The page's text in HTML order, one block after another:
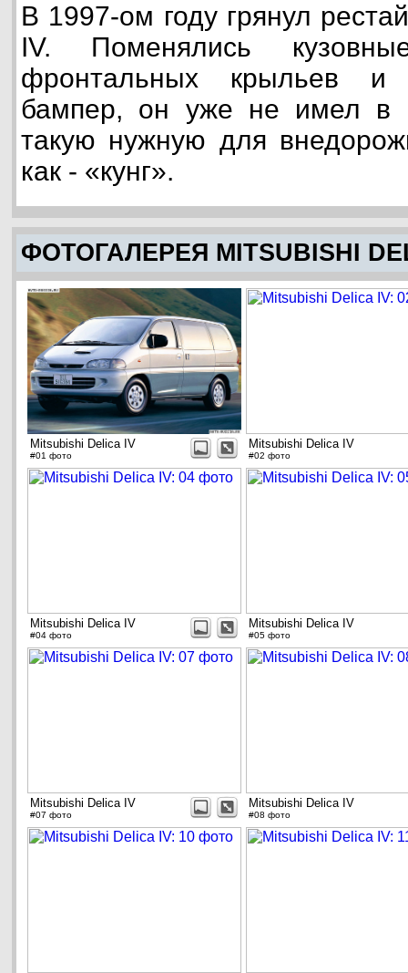
В 1997-ом году грянул
IV. Поменялись
фронтальных крыльев и
бампер, он уже не имел в
такую нужную для
как - «кунг».
ФОТОГАЛЕРЕЯ MITSUBISHI
Mitsubishi Delica IV
#01 фото
Mitsubishi Delica IV
#02 фото
Mitsubishi Delica IV
#04 фото
Mitsubishi Delica IV
#05 фото
Mitsubishi Delica IV
#07 фото
Mitsubishi Delica IV
#08 фото